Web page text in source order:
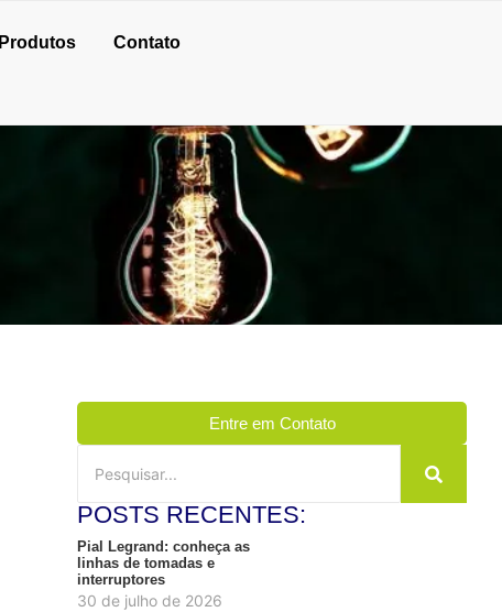
Produtos Contato
Entre em Contato
POSTS RECENTES:
Pial Legrand: conheça as
linhas de tomadas e
interruptores
30 de julho de 2026